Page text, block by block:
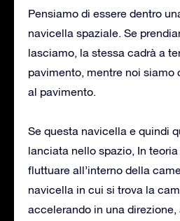
Pensiamo di essere dentro
navicella spaziale. Se
lasciamo, la stessa cadrà a
pavimento, mentre noi siamo
al pavimento.
Se questa navicella e quindi
lanciata nello spazio, In
fluttuare all’interno della
navicella in cui si trova la
accelerando in una